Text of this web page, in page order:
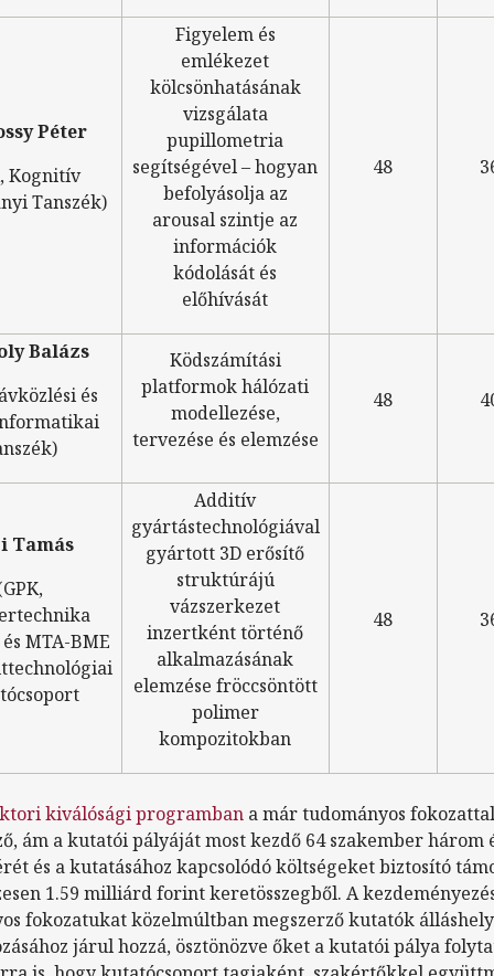
Péter
Kognitív
Tanszék)
Figyelem és
emlékezet
kölcsönhatásának
vizsgálata
pupillometria
segítségével – hogyan
befolyásolja az
arousal szintje az
információk
kódolását és
előhívását
48
Balázs
és
Ködszámítási
platformok hálózati
modellezése,
tervezése és elemzése
48
Tamás
MTA-BME
Additív
gyártástechnológiával
gyártott 3D erősítő
struktúrájú
vázszerkezet
inzertként történő
alkalmazásának
elemzése fröccsöntött
polimer
kompozitokban
48
kiválósági programbana már tudományos fokozattal
ám a kutatói pályáját most kezdő 64 szakember három
és a kutatásához kapcsolódó költségeket biztosító
1.59 milliárd forint keretösszegből. A
fokozatukat közelmúltban megszerző kutatók
járul hozzá, ösztönözve őket a kutatói pálya